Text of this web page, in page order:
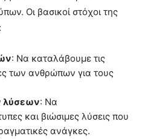
Οι βασικοί στόχοι της
: Να καταλάβουμε τις
των ανθρώπων για τους
λύσεων: Να
και βιώσιμες λύσεις που
ανάγκες.